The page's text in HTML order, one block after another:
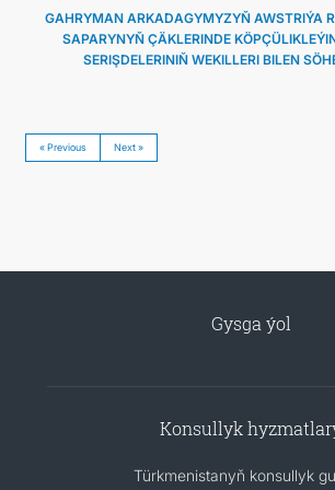
GAHRYMAN ARKADAGYMYZYŇ AWSTRIÝA
SAPARYNYŇ ÇÄKLERINDE
SERIŞDELERINIŇ WEKILLERI BILEN
« Previous Next »
Gysga ýol
Konsullyk
Türkmenistanyň konsullyk